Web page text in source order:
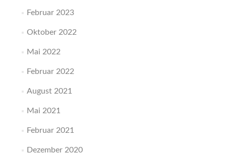
Februar 2023
Oktober 2022
Mai 2022
Februar 2022
August 2021
Mai 2021
Februar 2021
Dezember 2020